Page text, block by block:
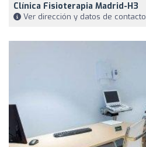
Clínica Fisioterapia Madrid-H3
Ver dirección y datos de contacto